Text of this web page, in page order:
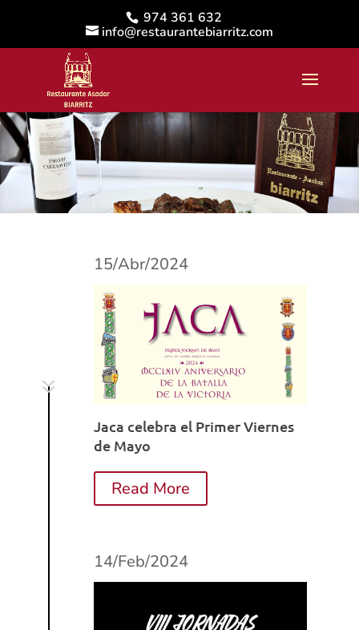
974 361 632
info@restaurantebiarritz.com
7
15/Abr/2024
Jaca celebra el Primer Viernes
de Mayo
Read More
14/Feb/2024